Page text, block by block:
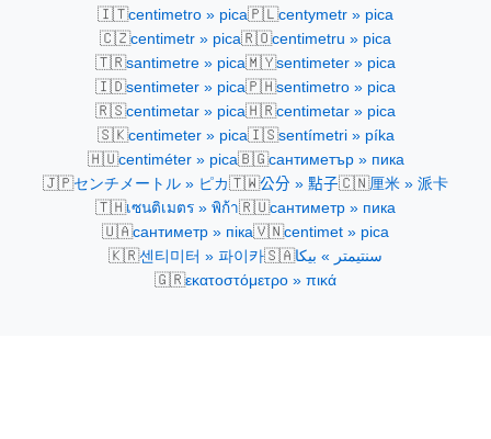
🇮🇹centimetro » pica🇵🇱centymetr » pica
🇨🇿centimetr » pica🇷🇴centimetru » pica
🇹🇷santimetre » pica🇲🇾sentimeter » pica
🇮🇩sentimeter » pica🇵🇭sentimetro » pica
🇷🇸centimetar » pica🇭🇷centimetar » pica
🇸🇰centimeter » pica🇮🇸sentímetri » píka
🇭🇺centiméter » pica🇧🇬сантиметър » пика
🇯🇵センチメートル » ピカ🇹🇼公分 » 點子🇨🇳厘米 » 派卡
🇹🇭เซนติเมตร » พิก้า🇷🇺сантиметр » пика
🇺🇦сантиметр » піка🇻🇳centimet » pica
🇰🇷센티미터 » 파이카🇸🇦سنتيمتر » بيكا
🇬🇷εκατοστόμετρο » πικά